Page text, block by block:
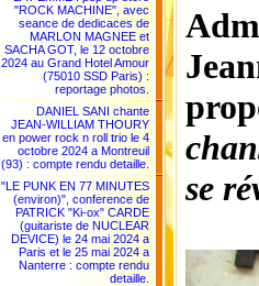
"ROCK MACHINE", avec
seance de dedicaces de
MARLON MAGNEE et
SACHA GOT, le 12 octobre
2024 au Grand Hotel Amour
(75010 SSD Paris) :
reportage photos.
DANIEL SANI chante
JEAN-WILLIAM THOURY
en power rock n roll trio le 4
octobre 2024 a Montreuil
(93) : compte rendu detaille.
"LE PUNK EN 77 MINUTES
(environ)", conference de
PATRICK "Ki-ox" CARDE
(guitariste de NUCLEAR
DEVICE) le 24 mai 2024 a
Paris et le 25 mai 2024 a
Nanterre : compte rendu
detaille.
se